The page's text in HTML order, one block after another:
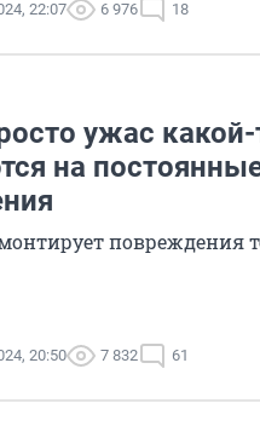
22:07 6 976 18
ужас
на
повреждения
20:50 7 832 61